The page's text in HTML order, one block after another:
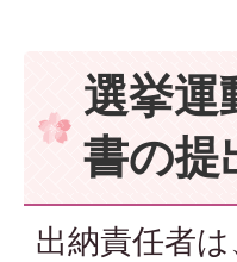
選挙運
書の提
出納責任者